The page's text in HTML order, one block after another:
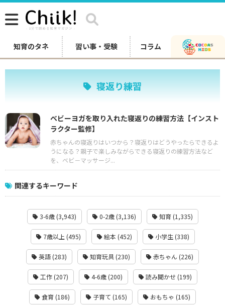
知育のタネ 習い事・受験 コラム
寝返り練習
ベビーヨガを取り入れた寝返りの練習方法【インスト
ラクター監修】
赤ちゃんの寝返りはいつから？寝返りはどうやったらできるよ
うになる？親子で楽しみながらできる寝返りの練習方法など
を、ベビ－マッサージ...
関連するキーワード
3-6歳 (3,943) 0-2歳 (3,136) 知育 (1,335)
7歳以上 (495) 絵本 (452) 小学生 (338)
英語 (283) 知育玩具 (230) 赤ちゃん (226)
工作 (207) 4-6歳 (200) 読み聞かせ (199)
食育 (186) 子育て (165) おもちゃ (165)